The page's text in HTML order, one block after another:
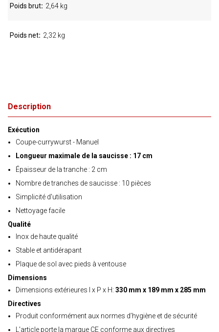
Description
Exécution
Coupe-currywurst - Manuel
Longueur maximale de la saucisse : 17 cm
Épaisseur de la tranche : 2 cm
Nombre de tranches de saucisse : 10 pièces
Simplicité d'utilisation
Nettoyage facile
Qualité
Inox de haute qualité
Stable et antidérapant
Plaque de sol avec pieds à ventouse
Dimensions
Dimensions extérieures l x P x H: 330 mm x 189 mm x 285 mm
Directives
Produit conformément aux normes d’hygiène et de sécurité
L'article porte la marque CE conforme aux directives
Poids brut 2,64 kg
Poids net 2,32 kg